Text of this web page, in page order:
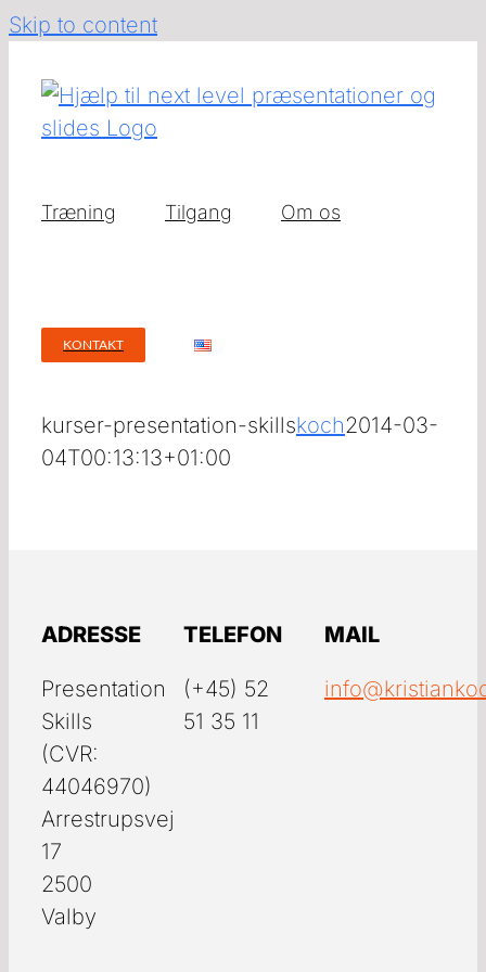
Skip to content
Træning Tilgang Om os
KONTAKT
kurser-presentation-skillskoch2014-03-
04T00:13:13+01:00
ADRESSE
Presentation
Skills
(CVR:
44046970)
Arrestrupsvej
17
2500
Valby
TELEFON
(+45) 52
51 35 11
MAIL